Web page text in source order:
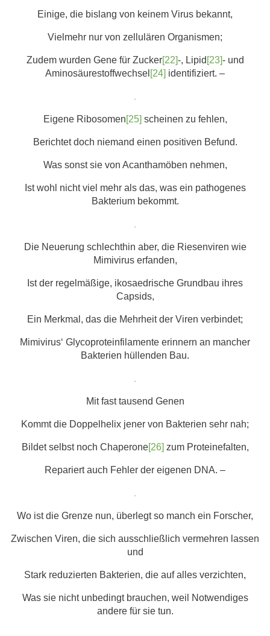
Einige, die bislang von keinem Virus bekannt,
Vielmehr nur von zellulären Organismen;
Zudem wurden Gene für Zucker[22]-, Lipid [23]- und
Aminosäurestoffwechsel [24] identifiziert. –
Eigene Ribosomen[25] scheinen zu fehlen,
Berichtet doch niemand einen positiven Befund.
Was sonst sie von Acanthamöben nehmen,
Ist wohl nicht viel mehr als das, was ein pathogenes
Bakterium bekommt.
Die Neuerung schlechthin aber, die Riesenviren wie
Mimivirus erfanden,
Ist der regelmäßige, ikosaedrische Grundbau ihres
Capsids,
Ein Merkmal, das die Mehrheit der Viren verbindet;
Mimivirus‘ Glycoproteinfilamente erinnern an mancher
Bakterien hüllenden Bau.
Mit fast tausend Genen
Kommt die Doppelhelix jener von Bakterien sehr nah;
Bildet selbst noch Chaperone[26] zum Proteinefalten,
Repariert auch Fehler der eigenen DNA. –
Wo ist die Grenze nun, überlegt so manch ein Forscher,
Zwischen Viren, die sich ausschließlich vermehren lassen
und
Stark reduzierten Bakterien, die auf alles verzichten,
Was sie nicht unbedingt brauchen, weil Notwendiges
andere für sie tun.